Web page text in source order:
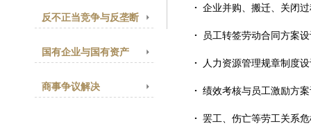
反不正当竞争与反垄断
国有企业与国有资产
商事争议解决
· 企业并购、搬迁、关闭
· 员工转签劳动合同方案
· 人力资源管理规章制度
· 绩效考核与员工激励方
· 罢工、伤亡等劳工关系